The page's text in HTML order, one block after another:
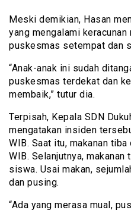
Meski demikian, Hasan
yang mengalami
puskesmas setempat dan
“Anak-anak ini sudah
puskesmas terdekat dan
membaik,” tutur dia.
Terpisah, Kepala SDN
mengatakan insiden
WIB. Saat itu, makanan
WIB. Selanjutnya,
siswa. Usai makan,
dan pusing.
“Ada yang merasa mual,